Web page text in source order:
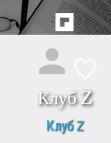
Клуб Z
Клуб Z